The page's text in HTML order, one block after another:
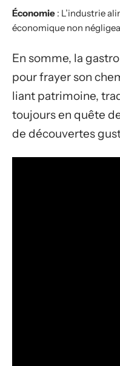
Économie : L’industrie
économique non
En somme, la
pour frayer son
liant patrimoine,
toujours en quête
de découvertes